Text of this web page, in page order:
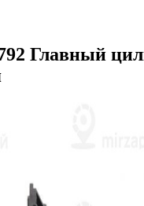
Главный